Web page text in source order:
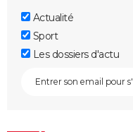
Actualité
Sport
Les dossiers d'actu